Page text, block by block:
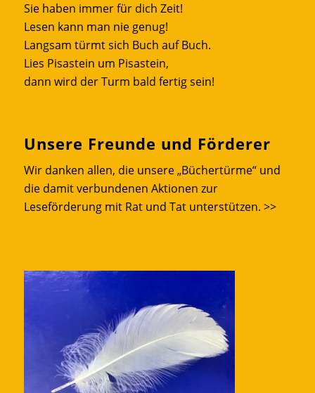
Sie haben immer für dich Zeit!
Lesen kann man nie genug!
Langsam türmt sich Buch auf Buch.
Lies Pisastein um Pisastein,
dann wird der Turm bald fertig sein!
Unsere Freunde und Förderer
Wir danken allen, die unsere „Büchertürme“ und
die damit verbundenen Aktionen zur
Leseförderung mit Rat und Tat unterstützen. >>